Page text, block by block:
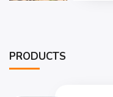
PRODUCTS